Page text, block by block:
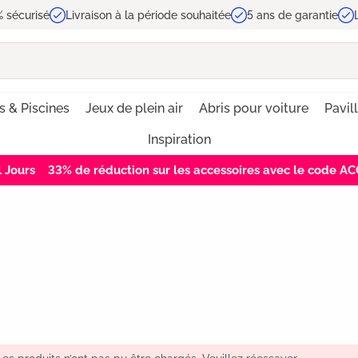
sécurisé Livraison à la période souhaitée 5 ans de garantie
& Piscines Jeux de plein air Abris pour voiture
Inspiration
Jours 33% de réduction sur les accessoires avec le code